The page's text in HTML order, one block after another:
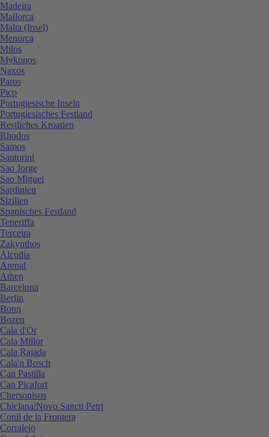
Madeira
Mallorca
Malta (Insel)
Menorca
Milos
Mykonos
Naxos
Paros
Pico
Portugiesische Inseln
Portugiesisches Festland
Restliches Kroatien
Rhodos
Samos
Santorini
Sao Jorge
Sao Miguel
Sardinien
Sizilien
Spanisches Festland
Teneriffa
Terceira
Zakynthos
Alcudia
Arenal
Athen
Barcelona
Berlin
Bonn
Bozen
Cala d'Or
Cala Millor
Cala Rajada
Cala'n Bosch
Can Pastilla
Can Picafort
Chersonisos
Chiclana/Novo Sancti Petri
Conil de la Frontera
Corralejo